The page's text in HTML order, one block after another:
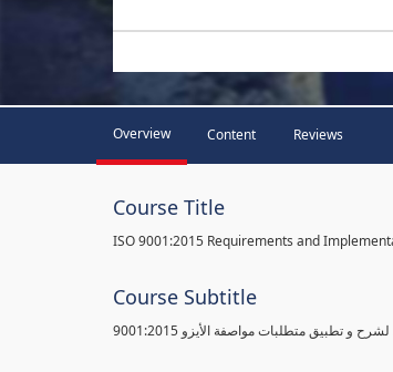
Overview Content Reviews
Course Title
ISO 9001:2015 Requirements and
Course Subtitle
تطبيق متطلبات مواصفة الأيزو 9001:2015